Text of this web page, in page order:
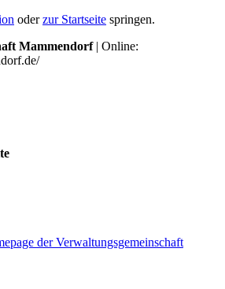
oderzur Startseite springen.
Mammendorf| Online: